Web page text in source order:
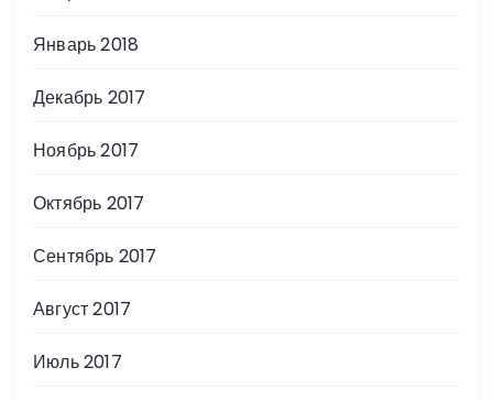
Январь 2018
Декабрь 2017
Ноябрь 2017
Октябрь 2017
Сентябрь 2017
Август 2017
Июль 2017